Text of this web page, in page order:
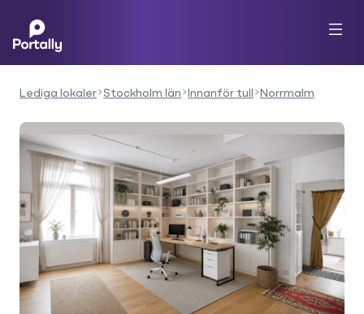
Lediga lokaler Stockholm län Innanför tull Norrmalm